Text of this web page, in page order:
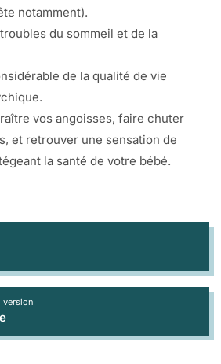
notamment).
du sommeil et de la
de la qualité de vie
vos angoisses, faire chuter
et retrouver une sensation de
la santé de votre bébé.
version